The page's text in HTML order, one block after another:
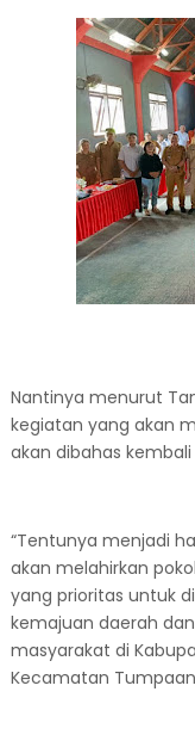
Nantinya menurut
kegiatan yang akan
akan dibahas
“Tentunya menjadi
akan melahirkan
yang prioritas untuk
kemajuan daerah
masyarakat di
Kecamatan